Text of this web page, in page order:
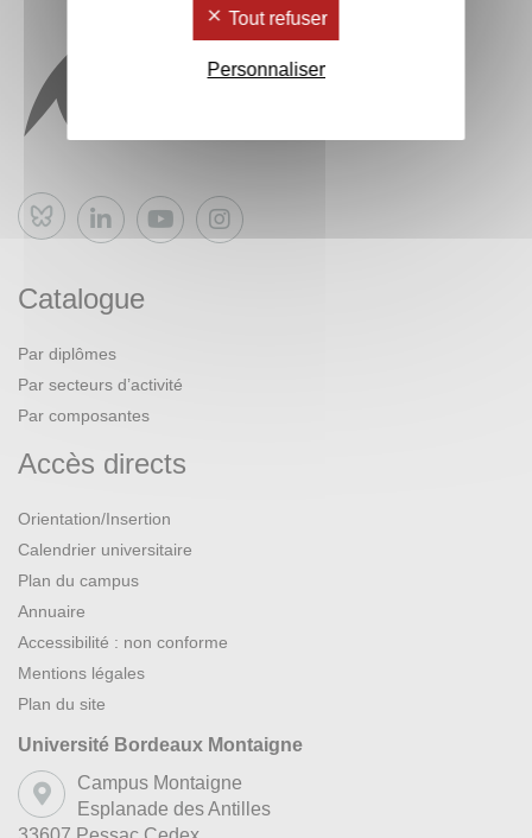
Bluesky
Catalogue
Par diplômes
Par secteurs d’activité
Par composantes
Accès directs
Orientation/Insertion
Calendrier universitaire
Plan du campus
Annuaire
Accessibilité : non conforme
Mentions légales
Plan du site
Université Bordeaux Montaigne
Campus Montaigne
Esplanade des Antilles
Tout refuser
Personnaliser